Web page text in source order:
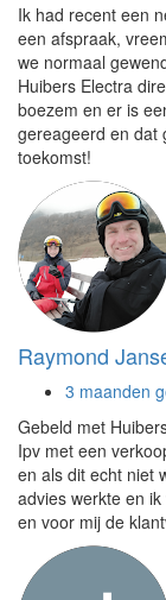
Ik had recent een
een afspraak,
we normaal
Huibers Electra
boezem en er is
gereageerd en dat
toekomst!
Raymond
3 maanden
Gebeld met
Ipv met een
en als dit echt niet
advies werkte en
en voor mij de